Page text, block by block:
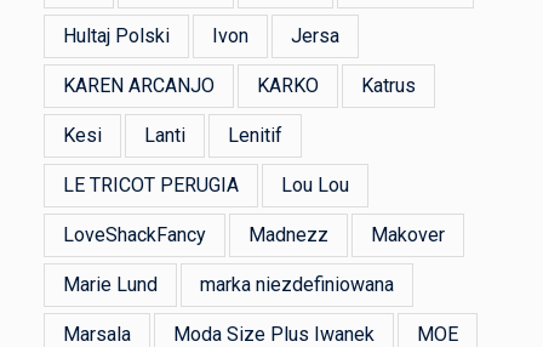
Hultaj Polski Ivon Jersa
KAREN ARCANJO KARKO Katrus
Kesi Lanti Lenitif
LE TRICOT PERUGIA Lou Lou
LoveShackFancy Madnezz Makover
Marie Lund marka niezdefiniowana
Marsala Moda Size Plus Iwanek MOE